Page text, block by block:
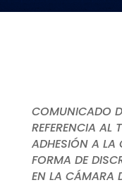
COMUNICADO
REFERENCIA AL
ADHESIÓN A
FORMA DE
EN LA CÁMARA